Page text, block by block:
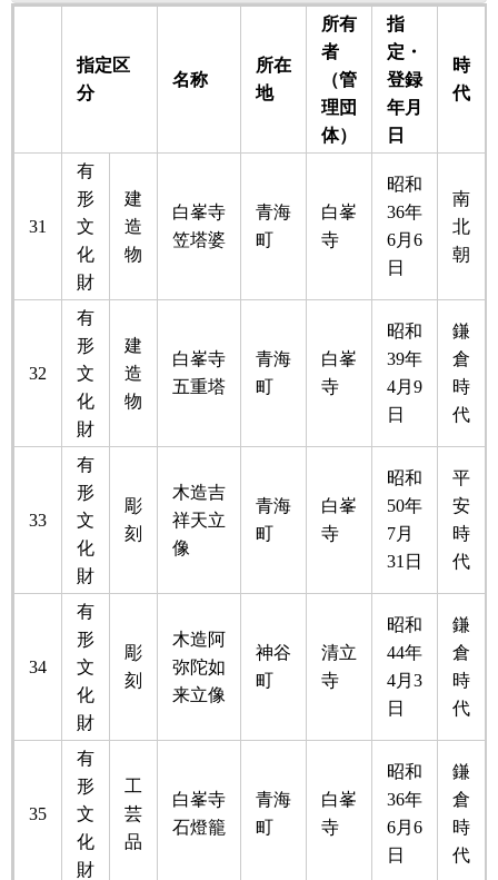
指定区
分
名称
所在
地
所有
者
（管
理団
体）
指
定・
登録
年月
日
時
代
31
有
形
文
化
財
建
造
物
白峯寺
笠塔婆
青海
町
白峯
寺
昭和
36年
6月6
日
南
北
朝
32
有
形
文
化
財
建
造
物
白峯寺
五重塔
青海
町
白峯
寺
昭和
39年
4月9
日
鎌
倉
時
代
33
有
形
文
化
財
彫
刻
木造吉
祥天立
像
青海
町
白峯
寺
昭和
50年
7月
31日
平
安
時
代
34
有
形
文
化
財
彫
刻
木造阿
弥陀如
来立像
神谷
町
清立
寺
昭和
44年
4月3
日
鎌
倉
時
代
35
有
形
文
化
財
工
芸
品
白峯寺
石燈籠
青海
町
白峯
寺
昭和
36年
6月6
日
鎌
倉
時
代